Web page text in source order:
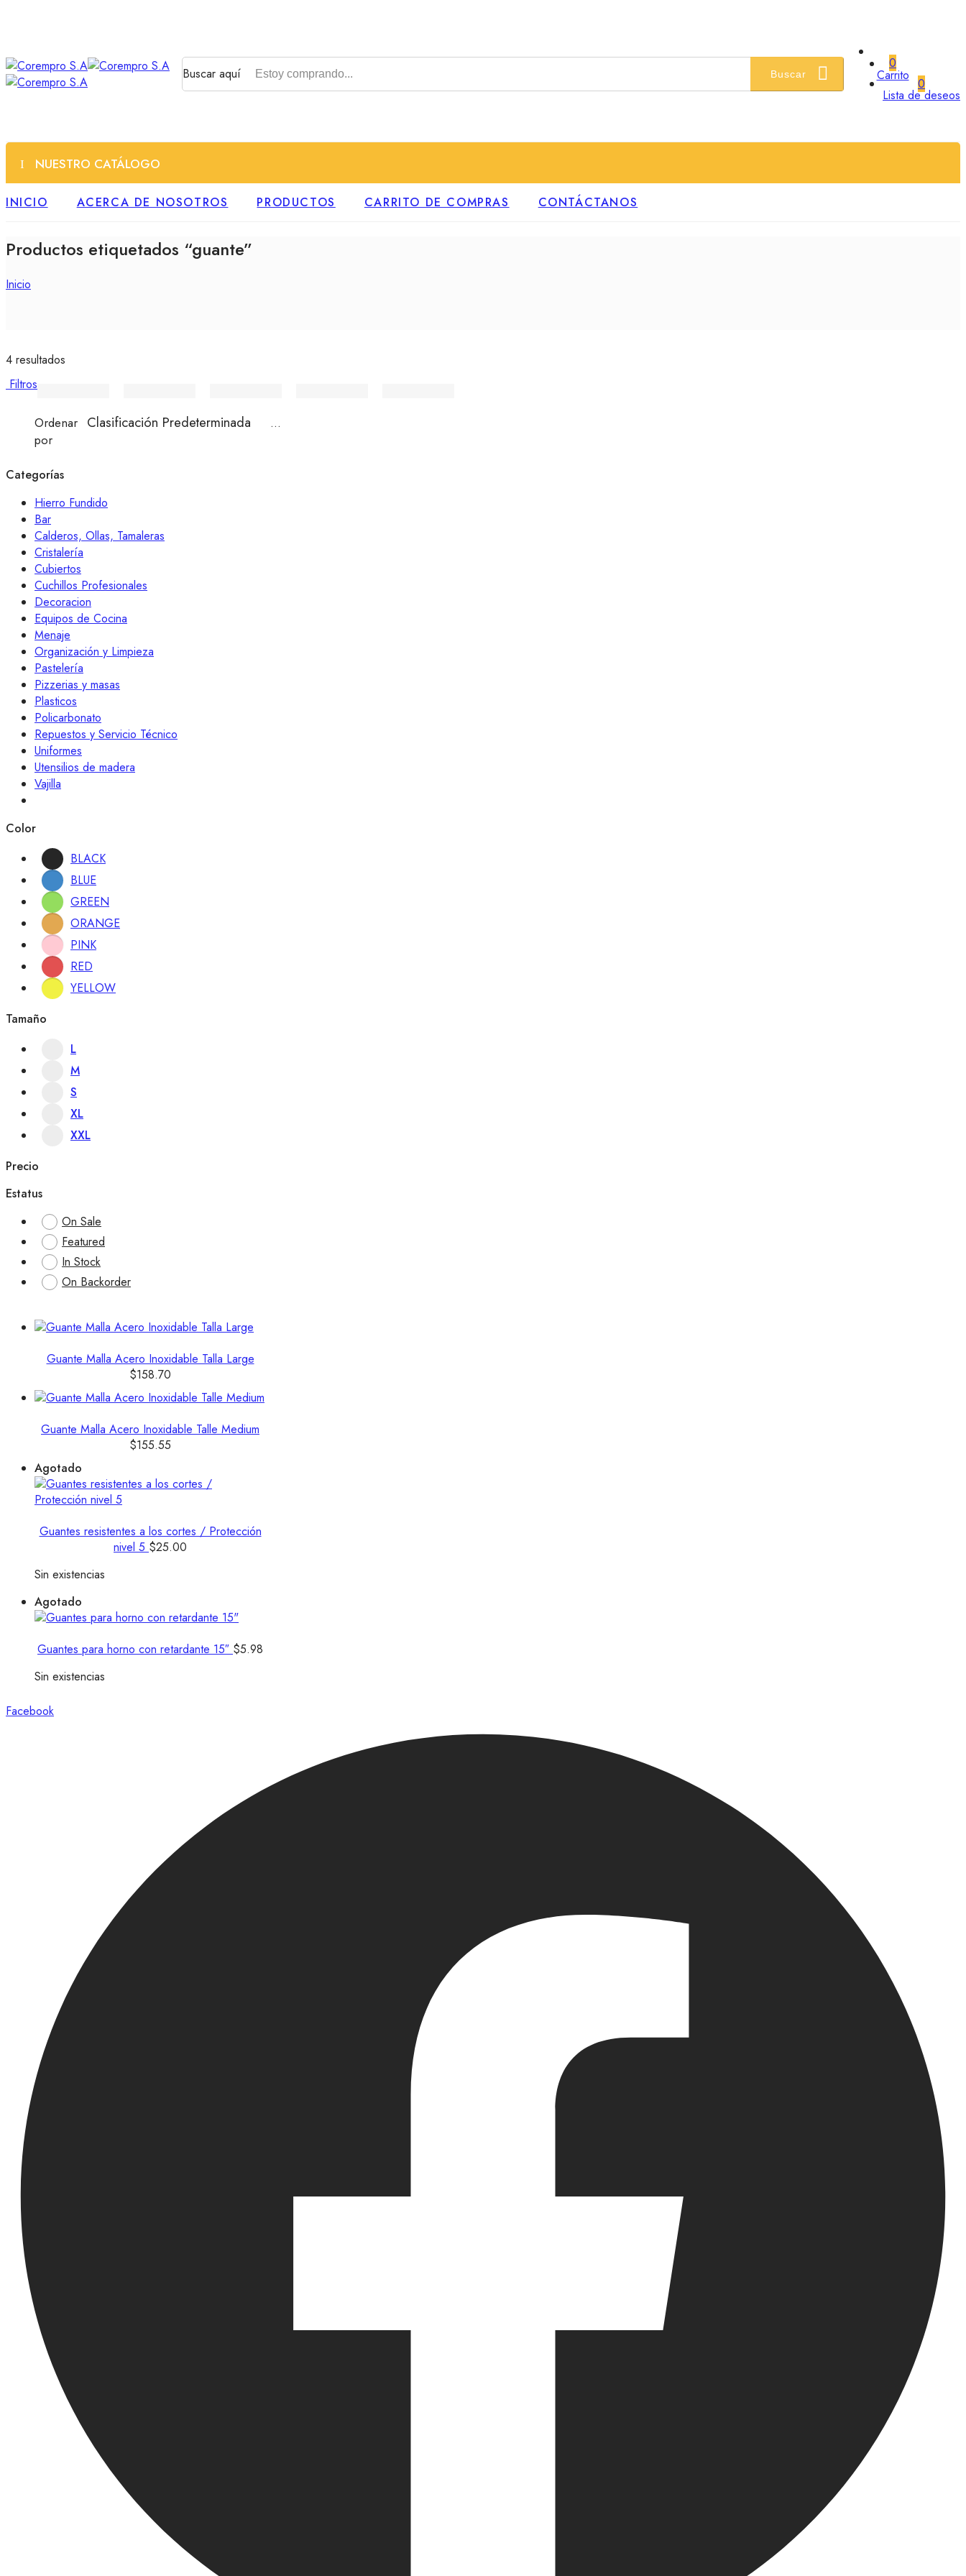
Buscar aquí Buscar
0
Carrito
0
Lista de deseos
NUESTRO CATÁLOGO
INICIO ACERCA DE NOSOTROS PRODUCTOS CARRITO DE COMPRAS CONTÁCTANOS
Productos etiquetados “guante”
Inicio
4 resultados
Filtros
Ordenar
por
...
Categorías
Hierro Fundido
Bar
Calderos, Ollas, Tamaleras
Cristalería
Cubiertos
Cuchillos Profesionales
Decoracion
Equipos de Cocina
Menaje
Organización y Limpieza
Pastelería
Pizzerias y masas
Plasticos
Policarbonato
Repuestos y Servicio Técnico
Uniformes
Utensilios de madera
Vajilla
Color
BLACK
BLUE
GREEN
ORANGE
PINK
RED
YELLOW
Tamaño
L
M
S
XL
XXL
Precio
Estatus
On Sale
Featured
In Stock
On Backorder
Guante Malla Acero Inoxidable Talla Large
$158.70
Guante Malla Acero Inoxidable Talle Medium
$155.55
Agotado
Guantes resistentes a los cortes / Protección
nivel 5 $25.00
Sin existencias
Agotado
Guantes para horno con retardante 15″ $5.98
Sin existencias
Facebook